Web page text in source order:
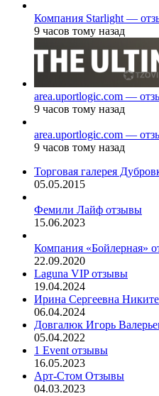
Компания Starlight —
9 часов тому назад
area.uportlogic.com —
9 часов тому назад
area.uportlogic.com —
9 часов тому назад
Торговая галерея
05.05.2015
Фемили Лайф отзывы
15.06.2023
Компания «Бойлерная»
22.09.2020
Laguna VIP отзывы
19.04.2024
Ирина Сергеевна
06.04.2024
Довгалюк Игорь
05.04.2022
1 Event отзывы
16.05.2023
Арт-Стом Отзывы
04.03.2023